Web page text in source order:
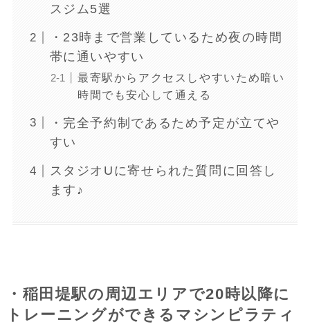
スジム5選
・23時まで営業しているため夜の時間
帯に通いやすい
最寄駅からアクセスしやすいため暗い
時間でも安心して通える
・完全予約制であるため予定が立てや
すい
スタジオUに寄せられた質問に回答し
ます♪
・稲田堤駅の周辺エリアで20時以降に
トレーニングができるマシンピラティ